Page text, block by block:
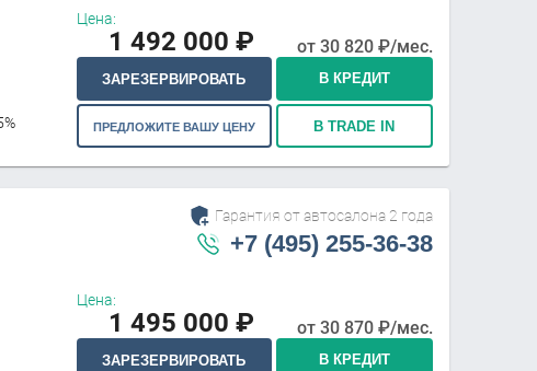
Цена:
1 492 000 ₽ от 30 820₽/мес.
ЗАРЕЗЕРВИРОВАТЬ В КРЕДИТ
ПРЕДЛОЖИТЕ ВАШУ ЦЕНУ В TRADE IN
Гарантия от автосалона 2 года
+7 (495) 255-36-38
Цена:
1 495 000 ₽ от 30 870₽/мес.
ЗАРЕЗЕРВИРОВАТЬ В КРЕДИТ